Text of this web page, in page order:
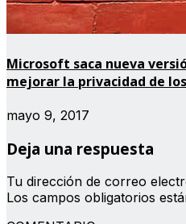
Microsoft saca nueva
mejorar la privacidad de
mayo 9, 2017
Deja una respuesta
Tu dirección de correo
Los campos obligatorios